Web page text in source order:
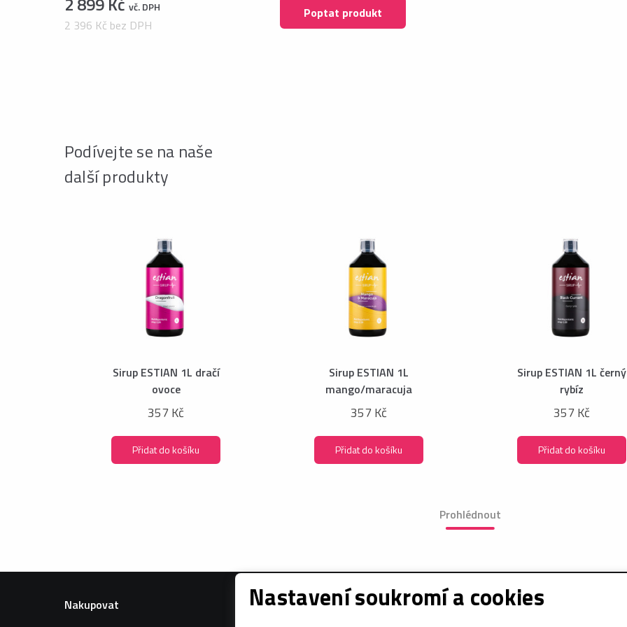
Nastavení soukromí a cookies
vč. DPH
2 396 Kč bez DPH
Poptat produkt
Podívejte se na naše
další produkty
Sirup ESTIAN 1L dračí
ovoce
357 Kč
Přidat do košíku
Sirup ESTIAN 1L
mango/maracuja
357 Kč
Přidat do košíku
Sirup ESTIAN 1L černý
rybíz
357 Kč
Přidat do košíku
Prohlédnout
Nakupovat Informace o nákupu Sociální sítě